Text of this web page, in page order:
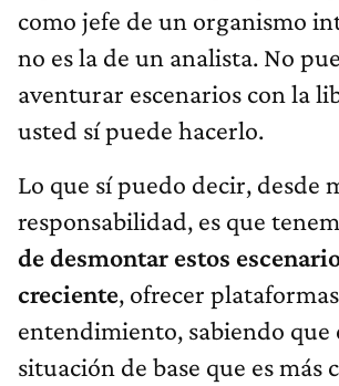
como jefe de un organismo
no es la de un analista. No
aventurar escenarios con la
usted sí puede hacerlo.
Lo que sí puedo decir, desde
responsabilidad, es que
de desmontar estos
creciente, ofrecer
entendimiento, sabiendo que
situación de base que es más